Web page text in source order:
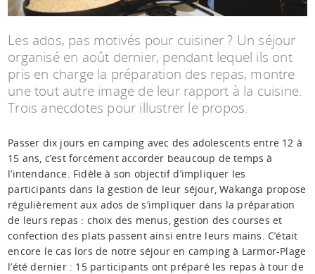
Les ados, pas motivés pour cuisiner ? Un séjour
organisé en août dernier, pendant lequel ils ont
pris en charge la préparation des repas, montre
une tout autre image de leur rapport à la cuisine.
Trois anecdotes pour illustrer le propos.
Passer dix jours en camping avec des adolescents entre 12 à
15 ans, c’est forcément accorder beaucoup de temps à
l’intendance. Fidèle à son objectif d’impliquer les
participants dans la gestion de leur séjour, Wakanga propose
régulièrement aux ados de s’impliquer dans la préparation
de leurs repas : choix des menus, gestion des courses et
confection des plats passent ainsi entre leurs mains. C’était
encore le cas lors de notre séjour en camping à Larmor-Plage
l’été dernier : 15 participants ont préparé les repas à tour de